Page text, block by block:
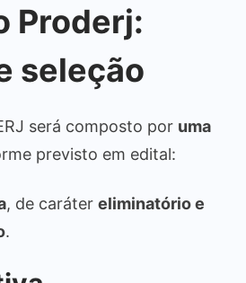
Proderj:
seleção
será composto por uma
previsto em edital:
, de caráter eliminatório e
.